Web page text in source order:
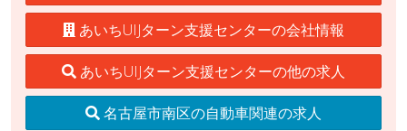
あいちUIJターン支援センターの会社情報
あいちUIJターン支援センターの他の求人
名古屋市南区の自動車関連の求人